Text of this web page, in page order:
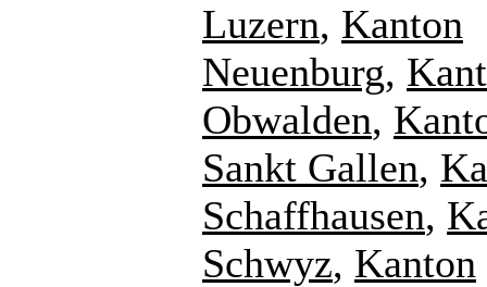
Luzern, Kanton
Neuenburg,
Obwalden,
Sankt Gallen,
Schaffhausen,
Schwyz, Kanton